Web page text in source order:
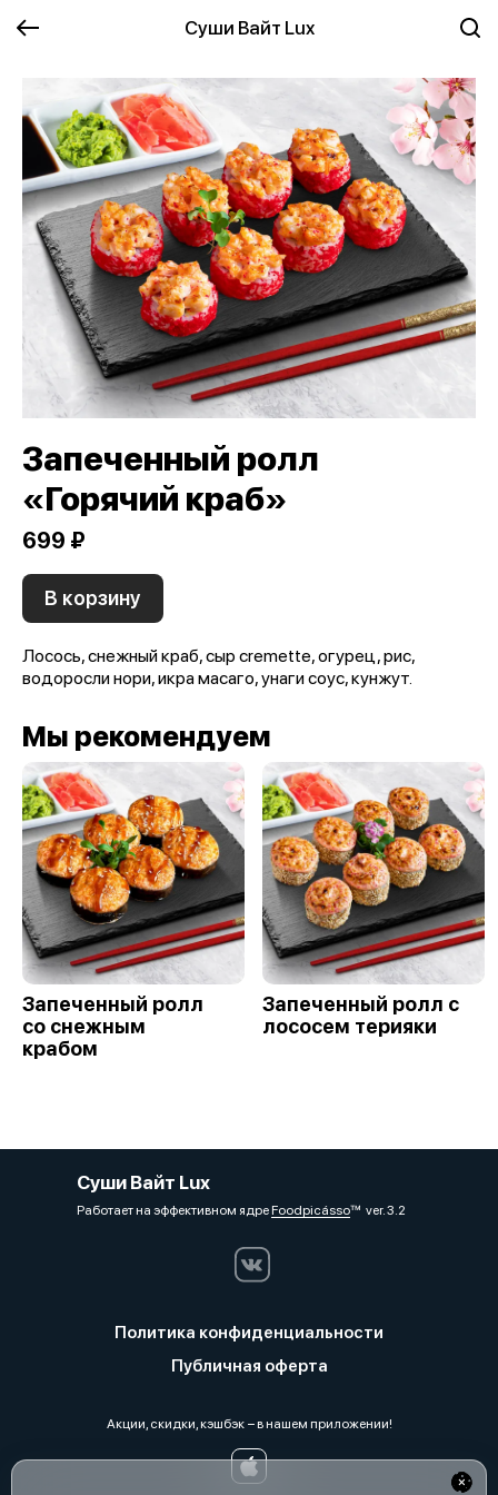
Суши Вайт Lux
Запеченный ролл
«Горячий краб»
699 ₽
В корзину
Лосось, снежный краб, сыр cremettе, огурец, рис,
водоросли нори, икра масаго, унаги соус, кунжут.
Мы рекомендуем
Запеченный ролл
со снежным
крабом
Запеченный ролл с
лососем терияки
Суши Вайт Lux
Работает на эффективном ядреFoodpicássover. 3.2
Политика конфиденциальности
Публичная оферта
Акции, скидки, кэшбэк − в нашем приложении!